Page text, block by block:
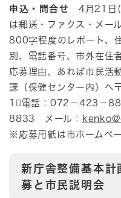
申込・問合せ 4月21日(
は郵送・ファクス・メー
800字程度のレポート、
別、電話番号、市外在住
応募理由、あれば市民活
課（保健センター内）
1電話：072－423－
8833 メール：
※応募用紙は市ホームペ
新庁舎整備基本計
募と市民説明会